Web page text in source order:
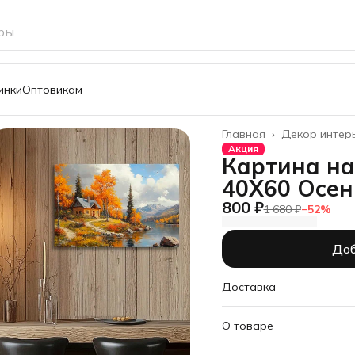
Оптовикам
Декор
Главная ›
Акция
Картина
40Х60
800 ₽1 680 ₽−52%
Доставка
О товаре